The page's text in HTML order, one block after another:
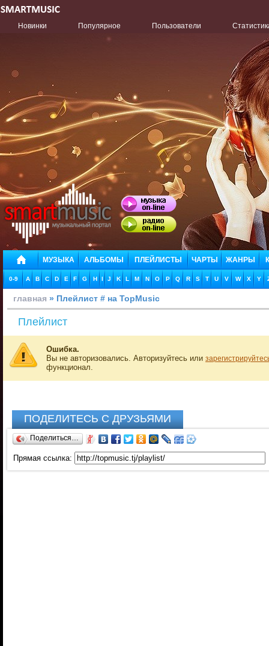
Новинки Популярное Пользователи
МУЗЫКА АЛЬБОМЫ ПЛЕЙЛИСТЫ ЧАРТЫ ЖАНРЫ
0-9 A B C D E F G H I J K L M N O P Q R S T U V W X Y
главная » Плейлист # на TopMusic
Плейлист
Ошибка.
Вы не авторизовались. Авторизуйтесь или
функционал.
ПОДЕЛИТЕСЬ С ДРУЗЬЯМИ
Поделиться…
Прямая ссылка: